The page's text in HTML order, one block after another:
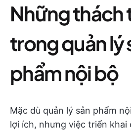
Những thách
trong quản lý
phẩm nội bộ
Mặc dù quản lý sản phẩm
lợi ích, nhưng việc triển khai